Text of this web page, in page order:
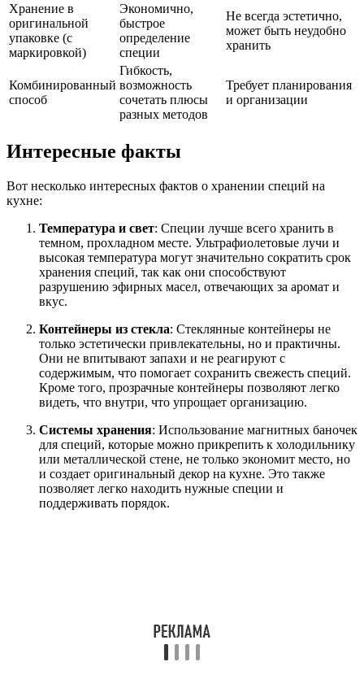
Хранение в
оригинальной
упаковке (с
маркировкой)
Экономично,
быстрое
определение
специи
Не всегда эстетично,
может быть неудобно
хранить
Комбинированный
способ
Гибкость,
возможность
сочетать плюсы
разных методов
Требует планирования
и организации
Интересные факты
Вот несколько интересных фактов о хранении специй на
кухне:
Температура и свет: Специи лучше всего хранить в
темном, прохладном месте. Ультрафиолетовые лучи и
высокая температура могут значительно сократить срок
хранения специй, так как они способствуют
разрушению эфирных масел, отвечающих за аромат и
вкус.
Контейнеры из стекла: Стеклянные контейнеры не
только эстетически привлекательны, но и практичны.
Они не впитывают запахи и не реагируют с
содержимым, что помогает сохранить свежесть специй.
Кроме того, прозрачные контейнеры позволяют легко
видеть, что внутри, что упрощает организацию.
Системы хранения: Использование магнитных баночек
для специй, которые можно прикрепить к холодильнику
или металлической стене, не только экономит место, но
и создает оригинальный декор на кухне. Это также
позволяет легко находить нужные специи и
поддерживать порядок.